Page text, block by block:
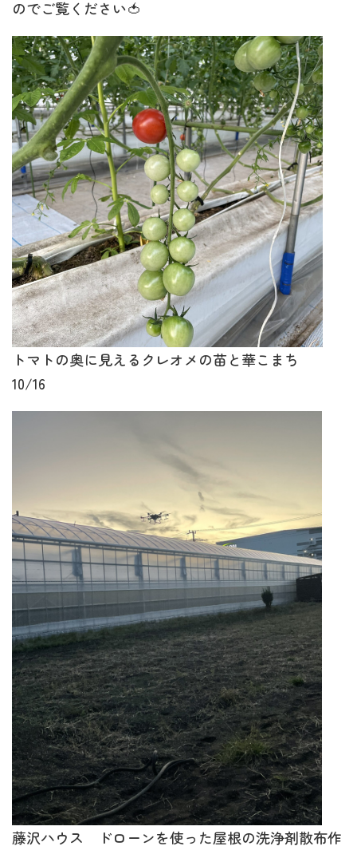
のでご覧ください🍅
トマトの奥に見えるクレオメの苗と華こまち
10/16
藤沢ハウス ドローンを使った屋根の洗浄剤散布作